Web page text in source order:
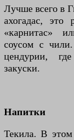
Лучше всего в
ахогадас,
«карнитас»
соусом с
цендурии,
закуски.
Напитки
Текила. В